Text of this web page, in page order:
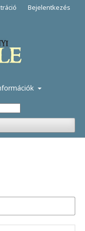
Bejelentkezés